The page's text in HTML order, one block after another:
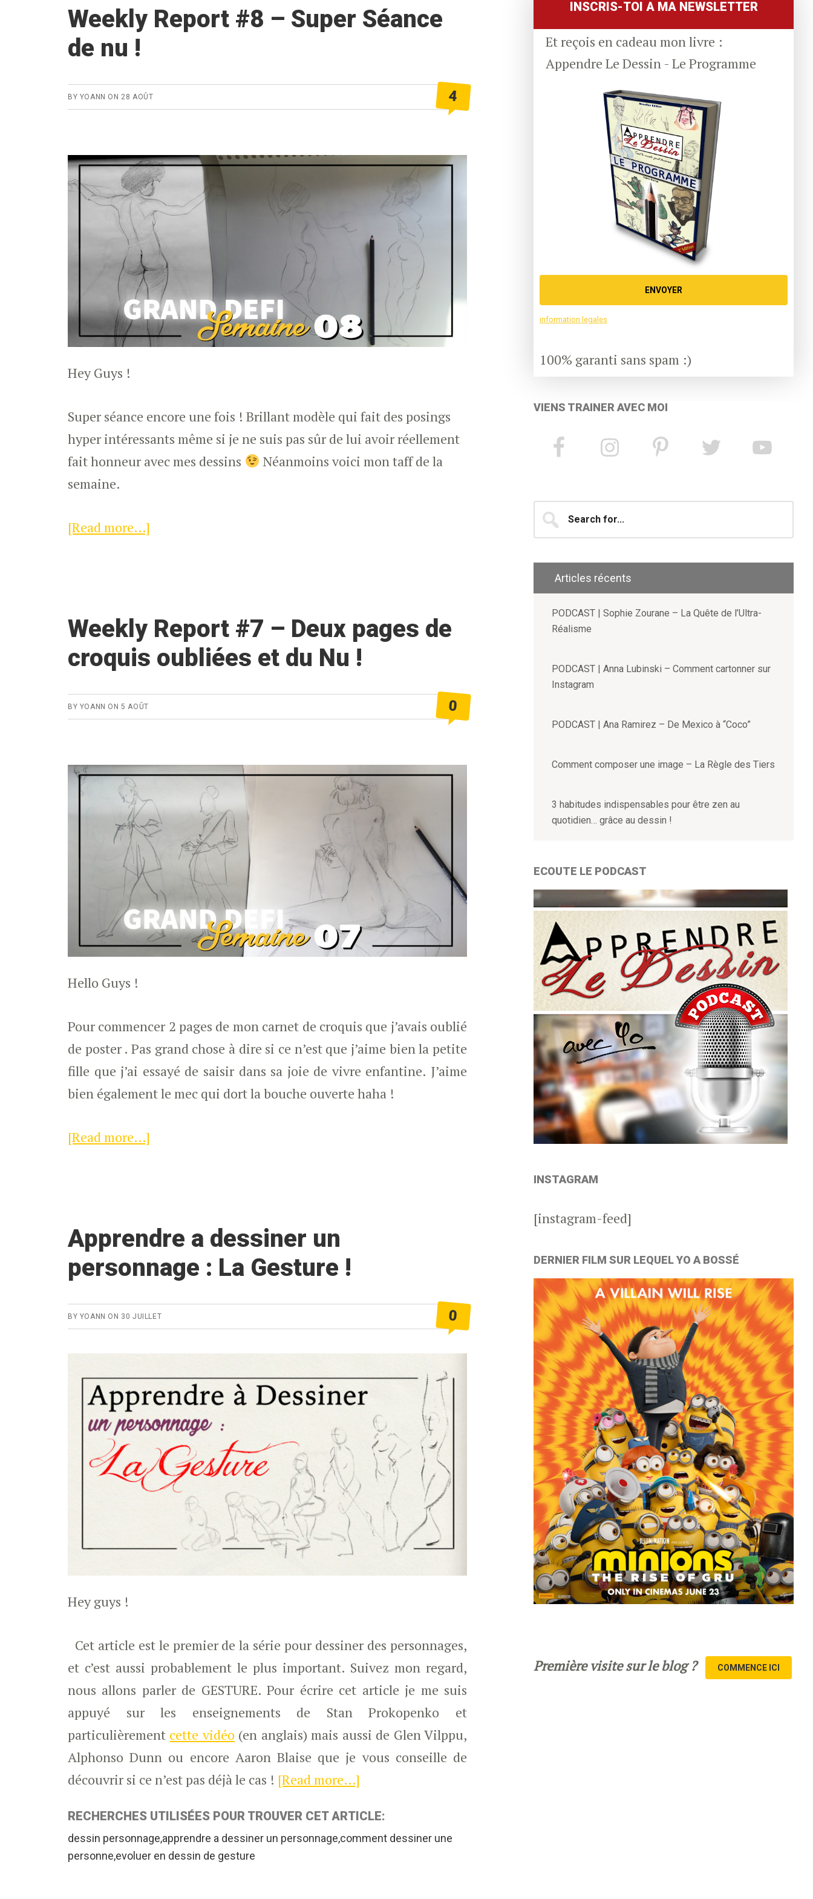
Weekly Report #8 – Super Séance
de nu !
BY YOANN ON 28 AOÛT 4
Hey Guys !
Super séance encore une fois ! Brillant modèle qui fait des posings
hyper intéressants même si je ne suis pas sûr de lui avoir réellement
fait honneur avec mes dessins
Néanmoins voici mon taff de la
semaine.
[Read more…]
–
Super
Séance
Weekly Report #7 – Deux pages de
croquis oubliées et du Nu !
BY YOANN ON5 AOÛT 0
Hello Guys !
Pour commencer 2 pages de mon carnet de croquis que j’avais oublié
de poster . Pas grand chose à dire si ce n’est que j’aime bien la petite
fille que j’ai essayé de saisir dans sa joie de vivre enfantine. J’aime
bien également le mec qui dort la bouche ouverte haha !
[Read more…]
–
Deux
pages
croquis
du
Nu
!
Apprendre a dessiner un
personnage : La Gesture !
BY YOANN ON 30 JUILLET 0
Hey guys !
Cet article est le premier de la série pour dessiner des personnages,
et c’est aussi probablement le plus important. Suivez mon regard,
nous allons parler de GESTURE. Pour écrire cet article je me suis
appuyé sur les enseignements de Stan Prokopenko et
particulièrement cette vidéo (en anglais) mais aussi de Glen Vilppu,
Alphonso Dunn ou encore Aaron Blaise que je vous conseille de
découvrir si ce n’est pas déjà le cas ! [Read more…]
a
dessiner
RECHERCHES UTILISÉES POUR TROUVER CET ARTICLE:
dessin personnage,apprendre a dessiner un personnage,comment dessiner une
personne,evoluer en dessin de gesture
INSCRIS-TOI A MA NEWSLETTER
Et reçois en cadeau mon livre :
Appendre Le Dessin - Le Programme
ENVOYER
information legales
100% garanti sans spam :)
VIENS TRAINER AVEC MOI
for...
Articles récents
PODCAST | Sophie Zourane – La Quête de l’Ultra-
Réalisme
PODCAST | Anna Lubinski – Comment cartonner sur
Instagram
PODCAST | Ana Ramirez – De Mexico à “Coco”
Comment composer une image – La Règle des Tiers
3 habitudes indispensables pour être zen au
quotidien… grâce au dessin !
ECOUTE LE PODCAST
INSTAGRAM
[instagram-feed]
DERNIER FILM SUR LEQUEL YO A BOSSÉ
Première visite sur le blog ? COMMENCE ICI